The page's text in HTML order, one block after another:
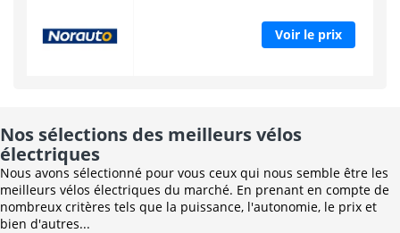
Voir le prix
Nos sélections des meilleurs vélos
électriques
Nous avons sélectionné pour vous ceux qui nous semble être les
meilleurs vélos électriques du marché. En prenant en compte de
nombreux critères tels que la puissance, l'autonomie, le prix et
bien d'autres...